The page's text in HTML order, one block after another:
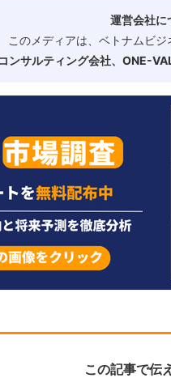
運営会社に
このメディアは、ベトナムビ
ンサルティング会社、ONE-
この記事で伝